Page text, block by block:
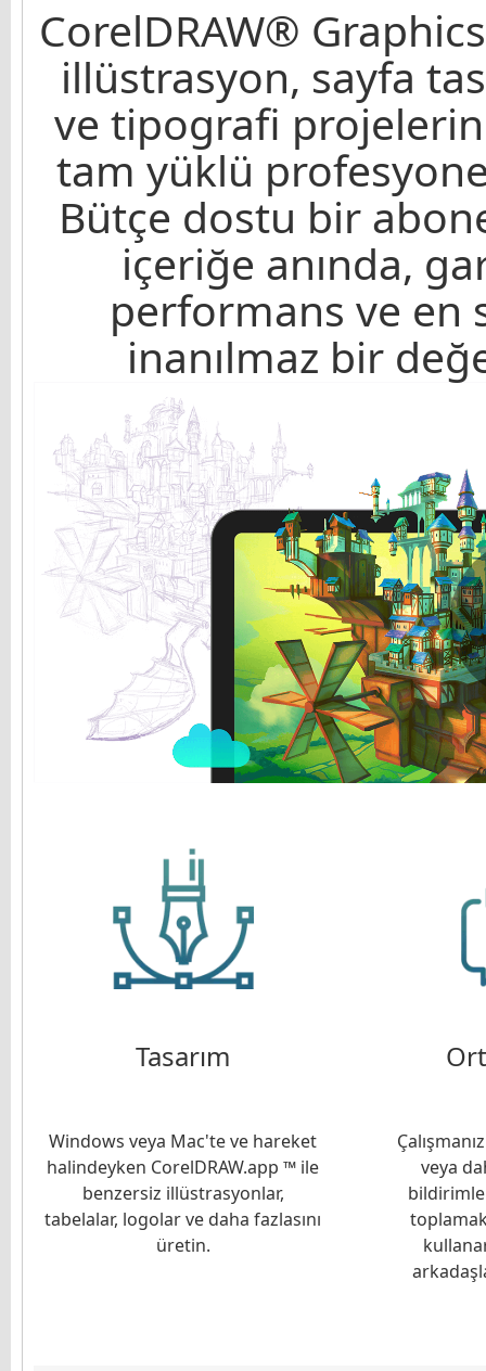
CorelDRAW®
illüstrasyon, sayfa
ve tipografi
tam yüklü profesyonel
Bütçe dostu bir
içeriğe anında,
performans ve en
inanılmaz bir
Tasarım
Windows veya Mac'te ve hareket
halindeyken CorelDRAW.app ™ ile
benzersiz illüstrasyonlar,
tabelalar, logolar ve daha fazlasını
üretin.
veya